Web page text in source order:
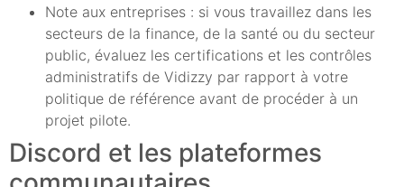
Note aux entreprises : si vous travaillez dans les
secteurs de la finance, de la santé ou du secteur
public, évaluez les certifications et les contrôles
administratifs de Vidizzy par rapport à votre
politique de référence avant de procéder à un
projet pilote.
Discord et les plateformes